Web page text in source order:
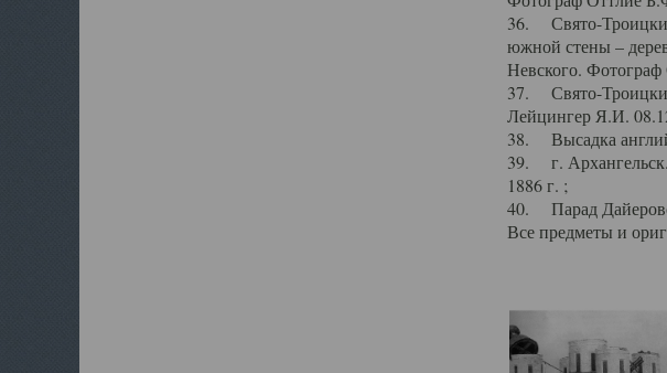
36. Свято-
южной стены –
Невского.
37. Свято-
Лейцингер Я.И.
38. Высадка
39. г.
1886 г. ;
40. Парад
Все предметы и